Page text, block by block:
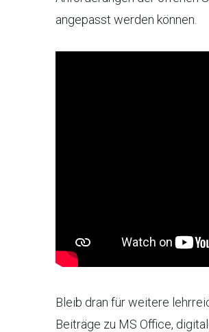
angepasst werden können.
Bleib dran für weitere
Beiträge zu MS Office,